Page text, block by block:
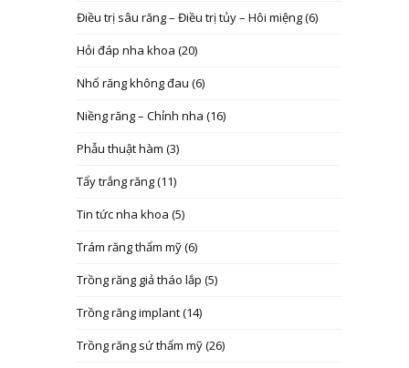
Điều trị sâu răng – Điều trị tủy – Hôi miệng(6)
Hỏi đáp nha khoa (20)
Nhổ răng không đau (6)
Niềng răng – Chỉnh nha (16)
Phẫu thuật hàm (3)
Tẩy trắng răng(11)
Tin tức nha khoa (5)
Trám răng thẩm mỹ(6)
Trồng răng giả tháo lắp (5)
Trồng răng implant(14)
Trồng răng sứ thẩm mỹ(26)